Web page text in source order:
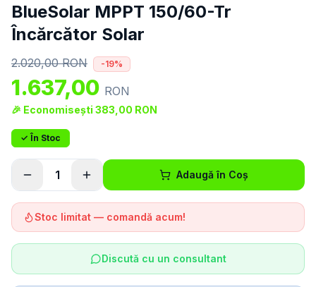
BlueSolar MPPT 150/60-Tr
Încărcător Solar
2.020,00RON -19%
1.637,00 RON
🎉 Economisești 383,00 RON
✓ În Stoc
1 Adaugă în Coș
Stoc limitat — comandă acum!
Discută cu un consultant